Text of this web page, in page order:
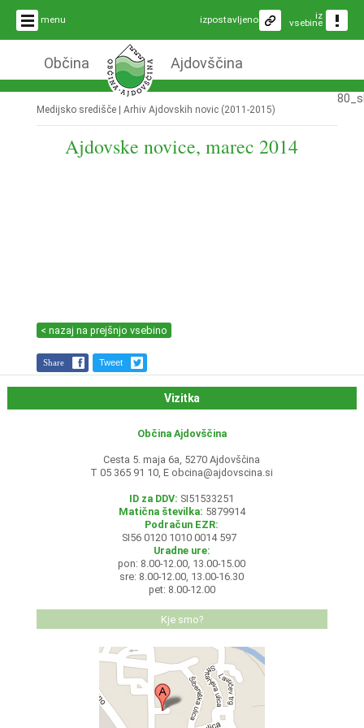
menu iz
vsebine
izpostavljeno
Občina Ajdovščina
Medijsko središče | Arhiv Ajdovskih novic (2011-2015)
Ajdovske novice, marec 2014
< nazaj na prejšnjo vsebino
Share Tweet
Vizitka
Občina Ajdovščina
Cesta 5. maja 6a, 5270 Ajdovščina
T 05 365 91 10, E obcina@ajdovscina.si
ID za DDV: SI51533251
Matična številka: 5879914
Podračun EZR:
SI56 0120 1010 0014 597
Uradne ure:
pon: 8.00-12.00, 13.00-15.00
sre: 8.00-12.00, 13.00-16.30
pet: 8.00-12.00
Kje smo?